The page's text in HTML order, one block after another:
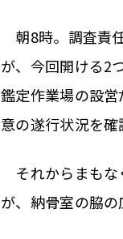
朝8時。調査責
が、今回開ける2
鑑定作業場の設
意の遂行状況を確
それからまもな
が、納骨室の脇の